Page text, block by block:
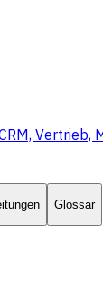
Glossar